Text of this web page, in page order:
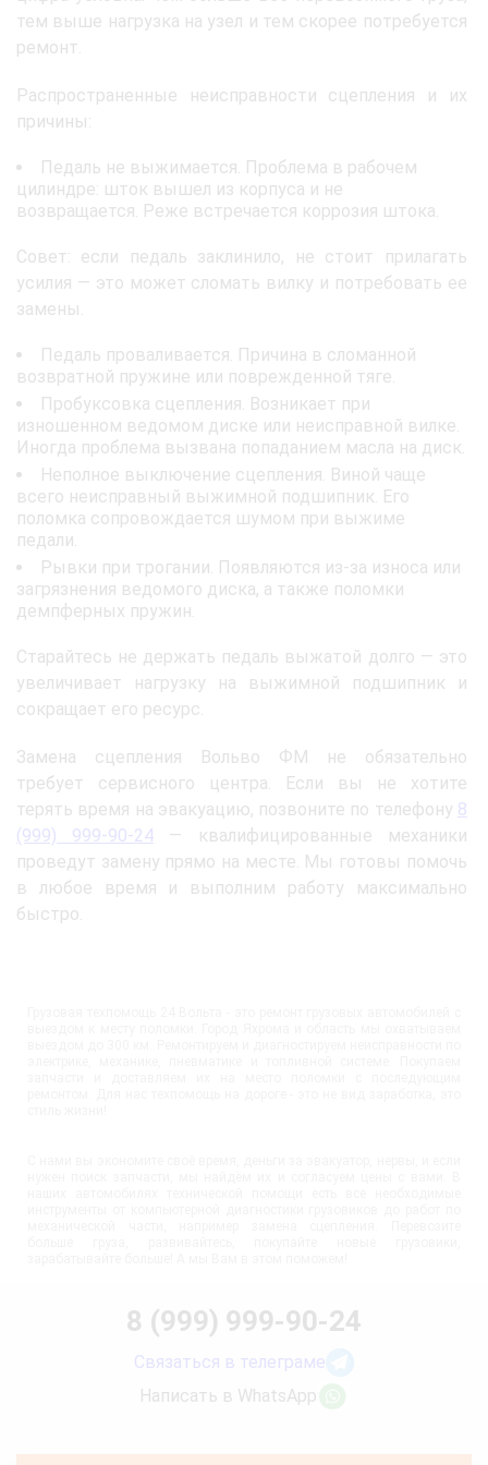
тем выше нагрузка на узел и тем скорее потребуется
ремонт.
Распространенные неисправности сцепления и их
причины:
Педаль не выжимается. Проблема в рабочем
цилиндре: шток вышел из корпуса и не
возвращается. Реже встречается коррозия штока.
Совет: если педаль заклинило, не стоит прилагать
усилия — это может сломать вилку и потребовать ее
замены.
Педаль проваливается. Причина в сломанной
возвратной пружине или поврежденной тяге.
Пробуксовка сцепления. Возникает при
изношенном ведомом диске или неисправной вилке.
Иногда проблема вызвана попаданием масла на диск.
Неполное выключение сцепления. Виной чаще
всего неисправный выжимной подшипник. Его
поломка сопровождается шумом при выжиме
педали.
Рывки при трогании. Появляются из-за износа или
загрязнения ведомого диска, а также поломки
демпферных пружин.
Старайтесь не держать педаль выжатой долго — это
увеличивает нагрузку на выжимной подшипник и
сокращает его ресурс.
Замена сцепления Вольво ФМ не обязательно
требует сервисного центра. Если вы не хотите
терять время на эвакуацию, позвоните по телефону 8
(999) 999-90-24 — квалифицированные механики
проведут замену прямо на месте. Мы готовы помочь
в любое время и выполним работу максимально
быстро.
8 (999) 999-90-24
Связаться в телеграме
Написать в WhatsApp